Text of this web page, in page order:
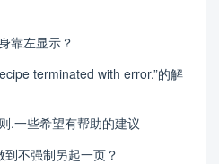
靠左显示？
terminated with error.”的解
.一些希望有帮助的建议
不强制另起一页？